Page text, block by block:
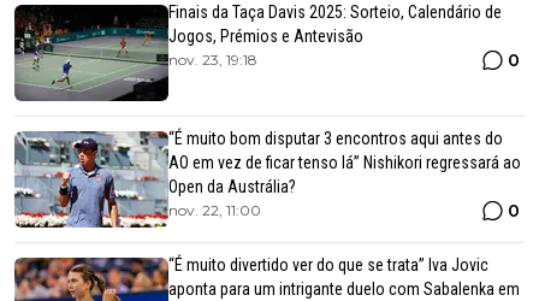
Finais da Taça Davis 2025: Sorteio, Calendário de
Jogos, Prémios e Antevisão
nov. 23, 19:18 0
“É muito bom disputar 3 encontros aqui antes do
AO em vez de ficar tenso lá” Nishikori regressará ao
Open da Austrália?
nov. 22, 11:00 0
“É muito divertido ver do que se trata” Iva Jovic
aponta para um intrigante duelo com Sabalenka em